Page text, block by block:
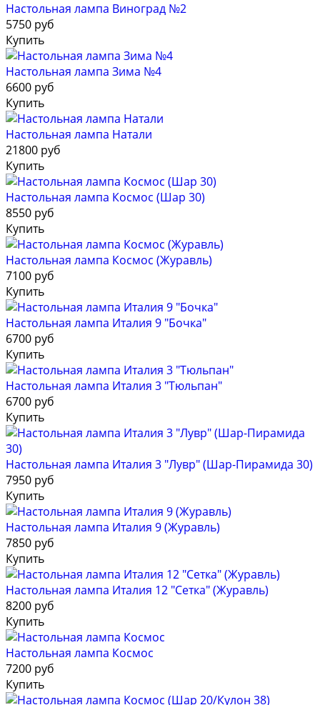
Настольная лампа Виноград №2
5750 руб
Купить
Настольная лампа Зима №4
6600 руб
Купить
Настольная лампа Натали
21800 руб
Купить
Настольная лампа Космос (Шар 30)
8550 руб
Купить
Настольная лампа Космос (Журавль)
7100 руб
Купить
Настольная лампа Италия 9 "Бочка"
6700 руб
Купить
Настольная лампа Италия 3 "Тюльпан"
6700 руб
Купить
Настольная лампа Италия 3 "Лувр" (Шар-Пирамида 30)
7950 руб
Купить
Настольная лампа Италия 9 (Журавль)
7850 руб
Купить
Настольная лампа Италия 12 "Сетка" (Журавль)
8200 руб
Купить
Настольная лампа Космос
7200 руб
Купить